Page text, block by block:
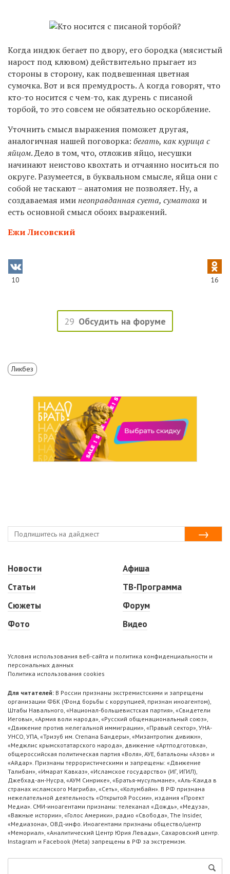
Когда индюк бегает по двору, его бородка (мясистый
нарост под клювом) действительно прыгает из
стороны в сторону, как подвешенная цветная
сумочка. Вот и вся премудрость. А когда говорят, что
кто-то носится с чем-то, как дурень с писаной
торбой, то это совсем не обязательно оскорбление.
Уточнить смысл выражения поможет другая,
аналогичная нашей поговорка: бегать, как курица с
яйцом. Дело в том, что, отложив яйцо, несушки
начинают неистово квохтать и отчаянно носиться по
округе. Разумеется, в буквальном смысле, яйца они с
собой не таскают – анатомия не позволяет. Ну, а
создаваемая иминеоправданная суета, суматоха и
есть основной смысл обоих выражений.
Ежи Лисовский
10 16
29 Обсудить на форуме
Ликбез
Новости
Статьи
Сюжеты
Фото
Афиша
ТВ-Программа
Форум
Видео
Условия использования веб-сайта и политика конфиденциальности и
персональных данных
Политика использования cookies
Для читателей: В России признаны экстремистскими и запрещены
организации ФБК (Фонд борьбы с коррупцией, признан иноагентом),
Штабы Навального, «Национал-большевистская партия», «Свидетели
Иеговы», «Армия воли народа», «Русский общенациональный союз»,
«Движение против нелегальной иммиграции», «Правый сектор», УНА-
УНСО, УПА, «Тризуб им. Степана Бандеры», «Мизантропик дивижн»,
«Меджлис крымскотатарского народа», движение «Артподготовка»,
общероссийская политическая партия «Воля», АУЕ, батальоны «Азов» и
«Айдар». Признаны террористическими и запрещены: «Движение
Талибан», «Имарат Кавказ», «Исламское государство» (ИГ, ИГИЛ),
Джебхад-ан-Нусра, «АУМ Синрике», «Братья-мусульмане», «Аль-Каида в
странах исламского Магриба», «Сеть», «Колумбайн». В РФ признана
нежелательной деятельность «Открытой России», издания «Проект
Медиа». СМИ-иноагентами признаны: телеканал «Дождь», «Медуза»,
«Важные истории», «Голос Америки», радио «Свобода», The Insider,
«Медиазона», ОВД-инфо. Иноагентами признаны общество/центр
«Мемориал», «Аналитический Центр Юрия Левады», Сахаровский центр.
Instagram и Facebook (Metа) запрещены в РФ за экстремизм.